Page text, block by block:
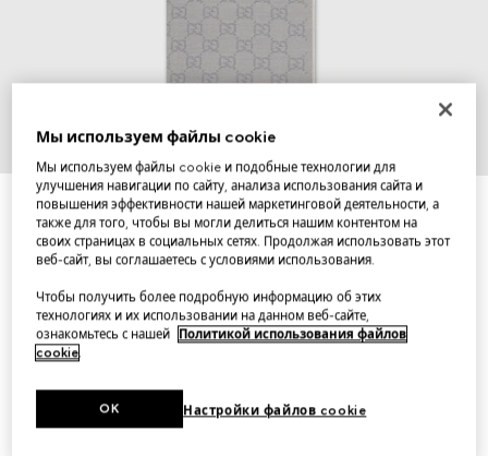
3
GG wool scarf
Вариантыlight blue and grey
Мы используем файлы cookie
Мы используем файлы cookie и подобные технологии для
улучшения навигации по сайту, анализа использования сайта и
повышения эффективности нашей маркетинговой деятельности, а
также для того, чтобы вы могли делиться нашим контентом на
своих страницах в социальных сетях. Продолжая использовать этот
веб-сайт, вы соглашаетесь с условиями использования.
Чтобы получить более подробную информацию об этих
технологиях и их использовании на данном веб-сайте,
ознакомьтесь с нашей
Политикой использования файлов
cookie.
Настройки файлов cookie
OK